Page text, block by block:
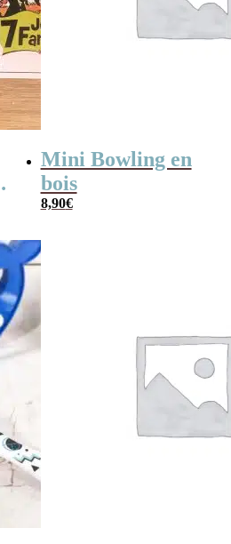
Mini Bowling en
bois
8,90€